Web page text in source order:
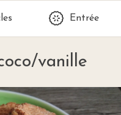
Entrée
vanille